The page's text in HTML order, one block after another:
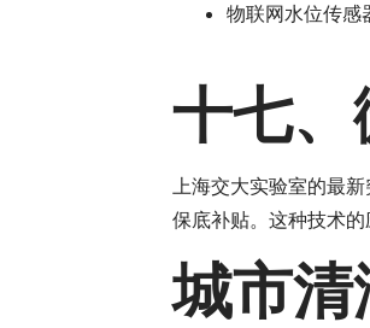
物联网水位传感
十七
上海交大实验室的最
保底补贴。这种技术
城市